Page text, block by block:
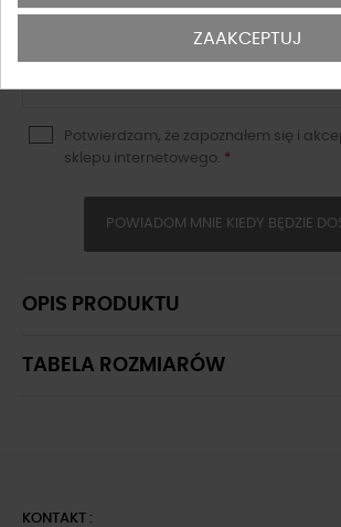
Potwierdzam, że zapoznałem się i
sklepu internetowego. *
POWIADOM MNIE KIEDY BĘDZIE
OPIS PRODUKTU
TABELA ROZMIARÓW
KONTAKT :
ZAAKCEPTUJ